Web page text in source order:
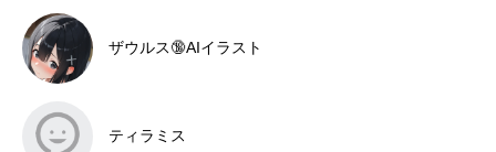
ザウルス🔞AIイラスト
ティラミス